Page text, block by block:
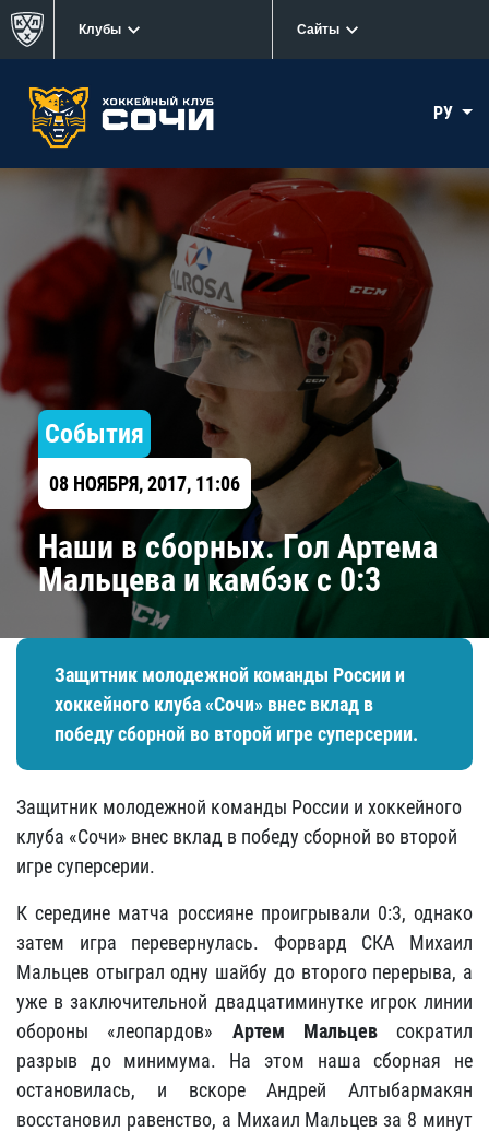
Клубы Сайты
РУ
События
08 НОЯБРЯ, 2017, 11:06
Наши в сборных. Гол Артема
Мальцева и камбэк с 0:3
Защитник молодежной команды России и
хоккейного клуба «Сочи» внес вклад в
победу сборной во второй игре суперсерии.
Защитник молодежной команды России и хоккейного
клуба «Сочи» внес вклад в победу сборной во второй
игре суперсерии.
К середине матча россияне проигрывали 0:3, однако
затем игра перевернулась. Форвард СКА Михаил
Мальцев отыграл одну шайбу до второго перерыва, а
уже в заключительной двадцатиминутке игрок линии
обороны «леопардов» Артем Мальцевсократил
разрыв до минимума. На этом наша сборная не
остановилась, и вскоре Андрей Алтыбармакян
восстановил равенство, а Михаил Мальцев за 8 минут